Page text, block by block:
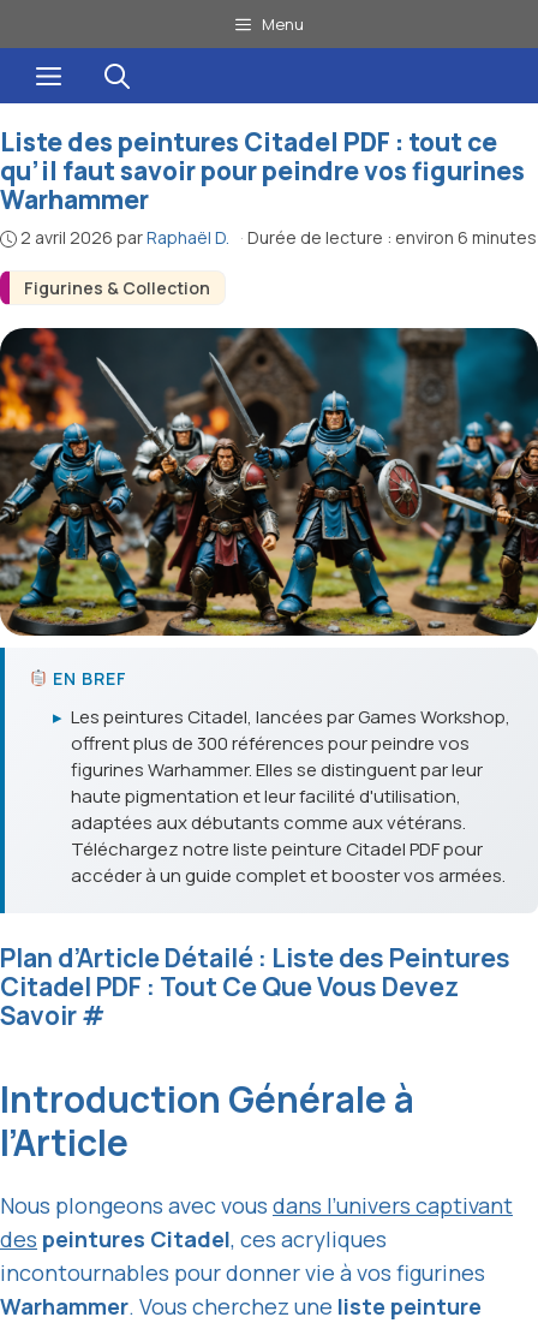
au
contenu
Menu
Menu
Figurines & Collection
Liste des peintures Citadel PDF : tout ce
qu’il faut savoir pour peindre vos figurines
Warhammer
2 avril 2026 parRaphaël D. · Durée de lecture : environ 6 minutes
EN BREF
▸ Les peintures Citadel, lancées par Games Workshop,
offrent plus de 300 références pour peindre vos
figurines Warhammer. Elles se distinguent par leur
haute pigmentation et leur facilité d'utilisation,
adaptées aux débutants comme aux vétérans.
Téléchargez notre liste peinture Citadel PDF pour
accéder à un guide complet et booster vos armées.
Plan d’Article Détailé : Liste des Peintures
Citadel PDF : Tout Ce Que Vous Devez
Savoir#
Introduction Générale à
l’Article
Nous plongeons avec vous dans l’univers captivant
des peintures Citadel, ces acryliques
incontournables pour donner vie à vos figurines
Warhammer. Vous cherchez une liste peinture